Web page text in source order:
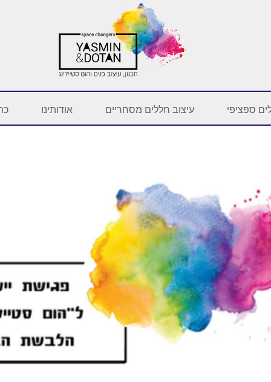
ספציפי עיצוב חללים מסחריים אודותינו